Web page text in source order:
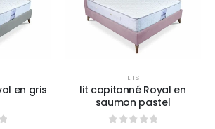
en gris
LITS
lit capitonné Royal en
saumon pastel